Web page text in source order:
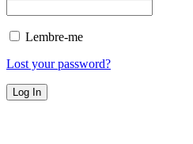
Lembre-me
Lost your password?